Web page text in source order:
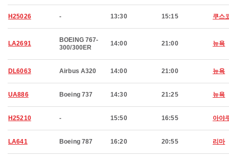
H25026 - 13:30 15:15 쿠스
LA2691
BOEING 767-
300/300ER
14:00 21:00 뉴욕
DL6063 Airbus A320 14:00 21:00 뉴욕
UA886 Boeing 737 14:30 21:25 뉴욕
H25210 - 15:50 16:55 아야
LA641 Boeing 787 16:20 20:55 리마